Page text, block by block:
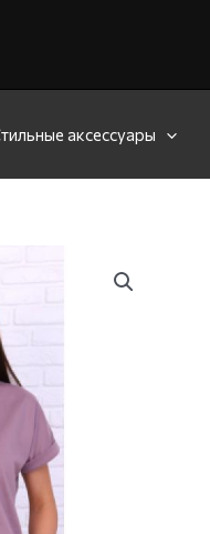
аксессуары